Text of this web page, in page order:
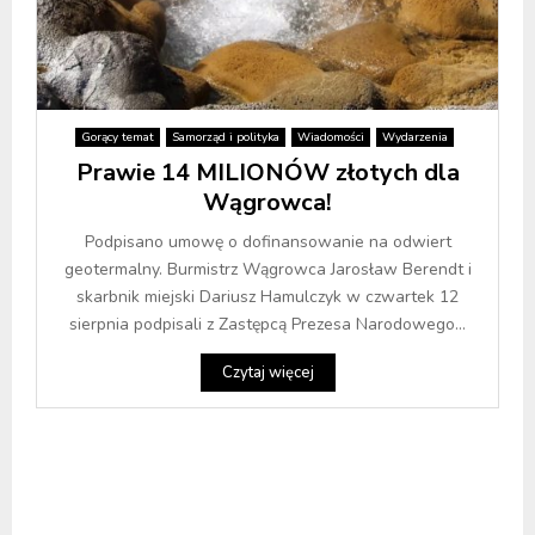
Gorący temat Samorząd i polityka Wiadomości Wydarzenia
Prawie 14 MILIONÓW złotych dla
Wągrowca!
Podpisano umowę o dofinansowanie na odwiert
geotermalny. Burmistrz Wągrowca Jarosław Berendt i
skarbnik miejski Dariusz Hamulczyk w czwartek 12
sierpnia podpisali z Zastępcą Prezesa Narodowego...
Czytaj więcej